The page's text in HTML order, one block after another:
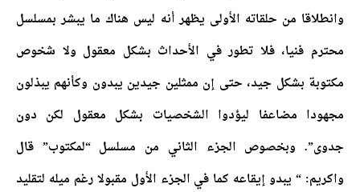
وانطلاقا من حلقاته الأولى يظهر أنه ليس هناك ما يبشر بمسلسل
محترم فنيا، فلا تطور في الأحداث بشكل معقول ولا شخوص
مكتوبة بشكل جيد، حتى إن ممثلين جيدين يبدون وكأنهم يبذلون
مجهودا مضاعفا ليؤدوا الشخصيات بشكل معقول لكن دون
جدوى”. وبخصوص الجزء الثاني من مسلسل “لمكتوب” قال
واكريم: “ يبدو إيقاعه كما في الجزء الأول مقبولا رغم ميله لتقليد